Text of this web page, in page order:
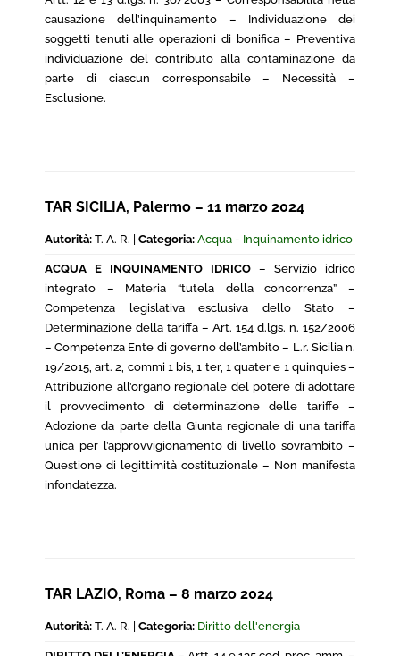
causazione dell’inquinamento – Individuazione dei
soggetti tenuti alle operazioni di bonifica – Preventiva
individuazione del contributo alla contaminazione da
parte di ciascun corresponsabile – Necessità –
Esclusione.
TAR SICILIA, Palermo – 11 marzo 2024
Autorità: T. A. R. | Categoria: Acqua - Inquinamento idrico
ACQUA E INQUINAMENTO IDRICO – Servizio idrico
integrato – Materia “tutela della concorrenza” –
Competenza legislativa esclusiva dello Stato –
Determinazione della tariffa – Art. 154 d.lgs. n. 152/2006
– Competenza Ente di governo dell’ambito – L.r. Sicilia n.
19/2015, art. 2, commi 1 bis, 1 ter, 1 quater e 1 quinquies –
Attribuzione all’organo regionale del potere di adottare
il provvedimento di determinazione delle tariffe –
Adozione da parte della Giunta regionale di una tariffa
unica per l’approvvigionamento di livello sovrambito –
Questione di legittimità costituzionale – Non manifesta
infondatezza.
TAR LAZIO, Roma – 8 marzo 2024
Autorità: T. A. R. | Categoria: Diritto dell'energia